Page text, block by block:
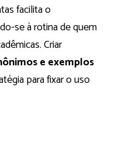
facilita o
se à rotina de quem
Criar
e exemplos
para fixar o uso